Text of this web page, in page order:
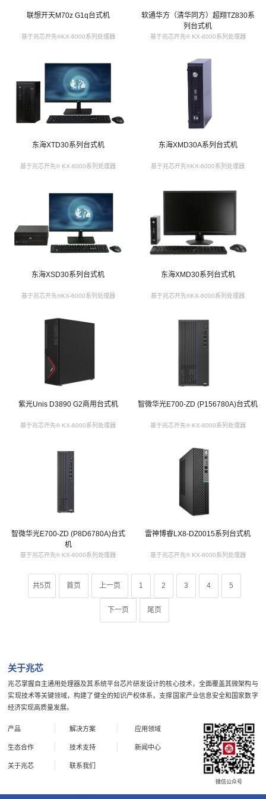
联想开天M70z G1q台式机
基于兆芯开先®KX-6000系列处理器
软通华方（清华同方）超翔TZ830系
列台式机
基于兆芯开先® KX-6000系列处理器
东海XTD30系列台式机
基于兆芯开先® KX-6000系列处理器
东海XMD30A系列台式机
基于兆芯开先®KX-6000系列处理器
东海XSD30系列台式机
基于兆芯开先®KX-6000系列处理器
东海XMD30系列台式机
基于兆芯开先®KX-6000系列处理器
紫光Unis D3890 G2商用台式机
基于兆芯开先® KX-6000系列处理器
智微华光E700-ZD (P156780A)台式机
基于兆芯开先® KX-6000系列处理器
智微华光E700-ZD (P8D6780A)台式
机
基于兆芯开先® KX-6000系列处理器
雷神博睿LX8-DZ0015系列台式机
基于兆芯开先® KX-6000系列处理器
共5页 首页 上一页 1 2 3 4 5
下一页 尾页
关于兆芯
兆芯掌握自主通用处理器及其系统平台芯片研发设计的核心技术，全面覆盖其微架构与
实现技术等关键领域，构建了健全的知识产权体系，支撑国家产业信息安全和国家数字
经济实现高质量发展。
产品 解决方案 应用领域
生态合作 技术支持 新闻中心
关于兆芯 联系我们
微信公众号